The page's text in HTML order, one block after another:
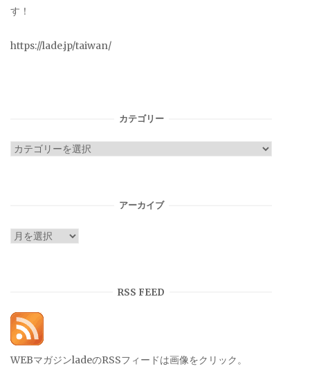
す！
https://lade.jp/taiwan/
カテゴリー
カ
アーカイブ
ア
RSS FEED
WEBマガジンladeのRSSフィードは画像をクリック。